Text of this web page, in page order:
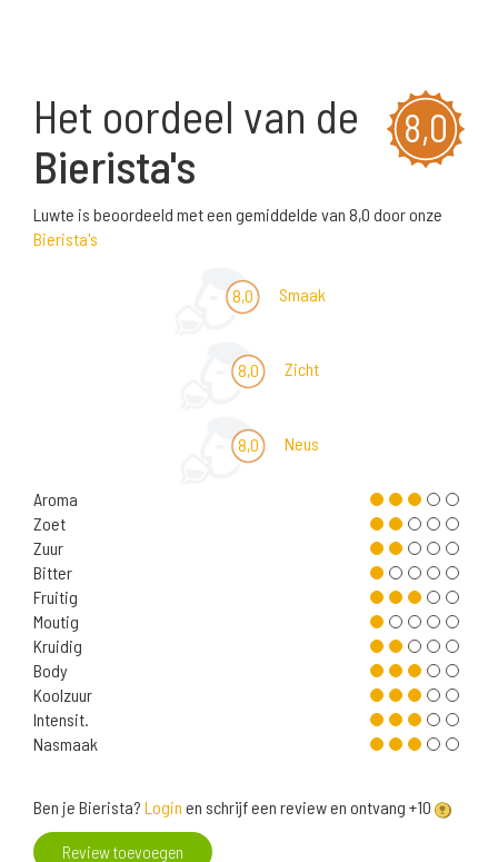
8,0
Het oordeel van de
Bierista's
Luwte is beoordeeld met een gemiddelde van 8,0 door onze
Bierista's
8,0 Smaak
8,0 Zicht
8,0 Neus
Aroma
Zoet
Zuur
Bitter
Fruitig
Moutig
Kruidig
Body
Koolzuur
Intensit.
Nasmaak
Ben je Bierista? Login en schrijf een review en ontvang +10
Review toevoegen